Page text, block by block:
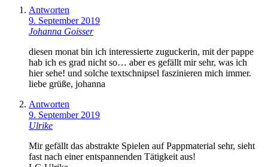
Antworten
9. September 2019
Johanna Goisser
diesen monat bin ich interessierte zuguckerin, mit der pappe
hab ich es grad nicht so… aber es gefällt mir sehr, was ich
hier sehe! und solche textschnipsel faszinieren mich immer.
liebe grüße, johanna
Antworten
9. September 2019
Ulrike
Mir gefällt das abstrakte Spielen auf Pappmaterial sehr, sieht
fast nach einer entspannenden Tätigkeit aus!